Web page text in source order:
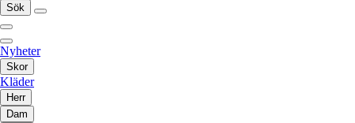
Sök
Nyheter
Skor
Kläder
Herr
Dam